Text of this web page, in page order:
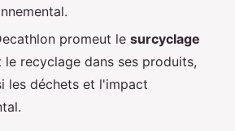
promeut le surcyclage
recyclage dans ses produits,
les déchets et l'impact